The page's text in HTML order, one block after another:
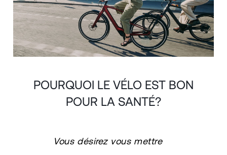
POURQUOI LE VÉLO EST BON
POUR LA SANTÉ?
Vous désirez vous mettre